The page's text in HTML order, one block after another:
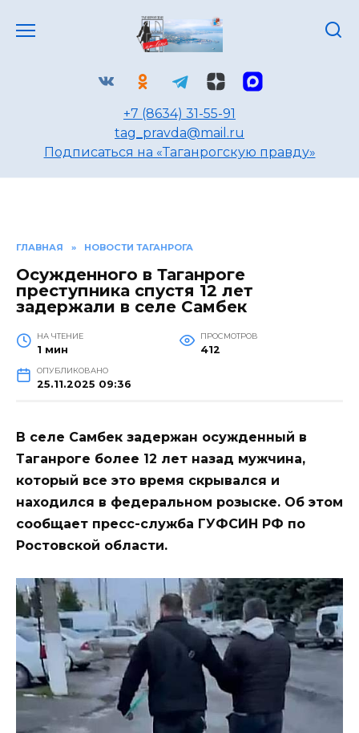
+7 (8634) 31-55-91
tag_pravda@mail.ru
Подписаться на «Таганрогскую правду»
ГЛАВНАЯ » НОВОСТИ ТАГАНРОГА
Осужденного в Таганроге
преступника спустя 12 лет
задержали в селе Самбек
НА ЧТЕНИЕ
1 мин
ПРОСМОТРОВ
412
ОПУБЛИКОВАНО
25.11.2025 09:36
В селе Самбек задержан осужденный в
Таганроге более 12 лет назад мужчина,
который все это время скрывался и
находился в федеральном розыске. Об этом
сообщает пресс-служба ГУФСИН РФ по
Ростовской области.